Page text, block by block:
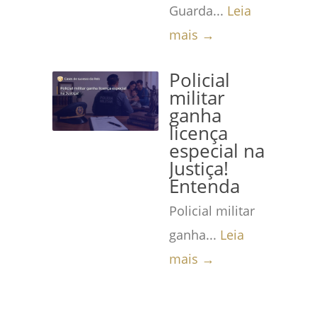
Guarda... Leia
mais →
Policial
militar
ganha
licença
especial na
Justiça!
Entenda
Policial militar
ganha... Leia
mais →